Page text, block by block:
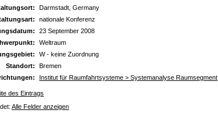
Darmstadt, Germany
nationale Konferenz
23 September 2008
Weltraum
W - keine Zuordnung
Standort:
Bremen
Institut für Raumfahrtsysteme > Systemanalyse Raumsegment
des Eintrags
Alle Felder anzeigen